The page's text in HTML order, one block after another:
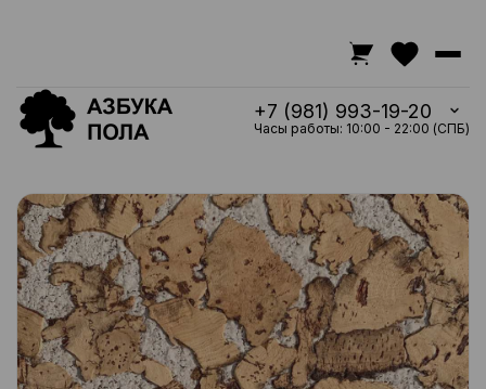
+7 (981) 993-19-20
Часы работы: 10:00 - 22:00 (СПБ)